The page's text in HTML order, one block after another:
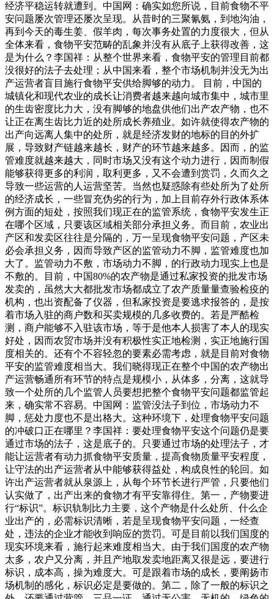
经济平稳运转就遭到。中国网：确实如您所说，目前食物不平
安问题屡次管理还屡次呈现。从昔时的三聚氰氨，到地沟油，
再到今天的毒生姜、假羊肉，每次事务处置的力度很大，但从
全体来看，食物平安范畴的乱象并没有从底子上获得改善，这
是为什么？李国祥：从整个世界来看，食物平安的管理目前都
没很好的法子去处理；从中国来看，整个市场机制并没无为出
产运营者盲目施行食物平安供给脚够的动力。 目前，中国的
城镇化和现代农业的成长让消费者越来越向城市集中，城市里
的生齿密度比力大，没有脚够的地盘供他们出产农产物，也不
让正在离生齿比力近的处所成长养殖业。如许就使得农产物的
出产向远离人集中的处所，就是经济发财的地标的目的外扩
展，导致财产链越来越长，财产的环节越来越多。因而，的监
管难度就越来越大，同时市场又没有这个动力进行，因而制假
能够获得更多的利润，取利更多，又不会遭到赏罚，久而久之
导致一些运营的人运营坚苦。当然也疑惑除有些处所为了处所
的经济成长，一些冒充伪劣的行为，加上目前存外行政体系体
例方面的短处，按照我们现正在的监管系统，食物平安发生正
在哪个区域，只要该区域相关部分承担义务。而目前，农业出
产区和发卖区往往是分隔的，万一呈现食物平安问题，产区未
必会承担义务，因而导致产区的监管动力不脚，监管难度也加
大了。监管动力不敷，市场动力不脚，的行政动力现实上也是
不敷的。目前，中国80%的农产物是通过私家投资的批发市场
发卖的，虽然大大都批发市场都成立了农产质量量查验检疫的
机构，也出资配备了仪器，但私家投资是要逃求报答的，是按
着市场入驻的商户数和买卖规模的几多收费的。若是严酷检
测，商户能够不入驻该市场，等于是他本人损害了本人的现实
好处，因而农贸市场并没有积极性实正地检测，实正地施行国
度相关的。还有个不容轻忽的要素必需考虑，就是目前对食物
平安的监管难度相当大。我们晓得现正在整个中国的农产物出
产运营畅通所有环节的特点是规模小，从体多，分离，这就导
致一个处所的几个监管人员要想把整个食物平安问题都监管起
来，确实常不容易。中国网：监管没法子到位，市场动力不
脚，惩处力度也不是出格大。这种环境下，处理食物平安问题
的冲破口正在哪里？李国祥：要处理食物平安这个问题仍是要
通过市场的法子，这是底子的。只要通过市场的处理法子，才
能让运营者有动力抓食物平安质量，提高食物质量平安程度，
让守法的出产运营者从中能够获得益处，构成良性的轮回。如
许出产运营者就从泉源上，从每个环节长进行严管，只要他们
认实做了，出产出来的食物才有平安靠得住。第一，产物要进
行“标识”。标识轨制比力主要，这个产物是什么处所、什么企
业出产的，必需标识清晰，若是呈现食物平安问题，一经查
处，违法的企业才能收到响应的赏罚。可是目前以我们国度的
现实环境来看，施行起来难度相当大。由于我们国度的农产物
太多，农户又分离，并且产地取发卖地距离又很是远，要进行
标识，成本高，操为难度大。可是跟着市场的成长，要阐扬市
场机制的感化，标识必定是要做的。第二，除了一般的标识之